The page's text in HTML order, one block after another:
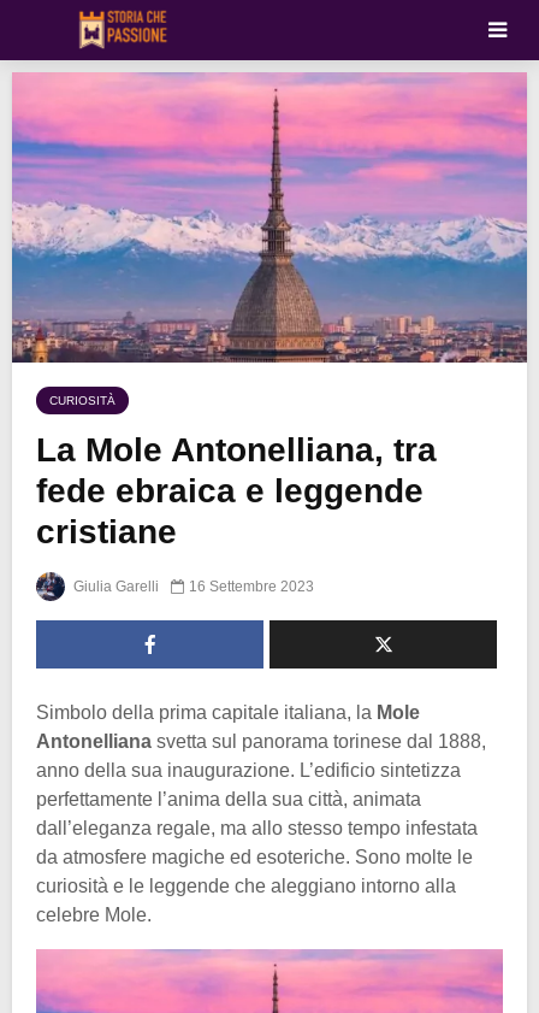
CURIOSITÀ
La Mole Antonelliana, tra
fede ebraica e leggende
cristiane
Giulia Garelli 16 Settembre 2023
Simbolo della prima capitale italiana, la Mole
Antonelliana svetta sul panorama torinese dal 1888,
anno della sua inaugurazione. L’edificio sintetizza
perfettamente l’anima della sua città, animata
dall’eleganza regale, ma allo stesso tempo infestata
da atmosfere magiche ed esoteriche. Sono molte le
curiosità e le leggende che aleggiano intorno alla
celebre Mole.